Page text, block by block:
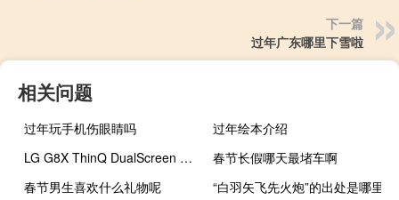
下一篇
过年广东哪里下雪啦
相关问题
过年玩手机伤眼睛吗
过年绘本介绍
LG G8X ThinQ DualScreen 实测、动手玩，双萤幕一次满足你全方位需求
春节长假哪天最堵车啊
春节男生喜欢什么礼物呢
“白羽矢飞先火炮”的出处是哪里